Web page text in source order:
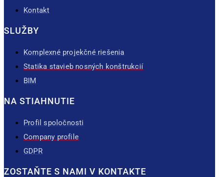
Kontakt
SLUŽBY
Komplexné projekčné riešenia
Statika stavieb nosných konštrukcií
BIM
NA STIAHNUTIE
Profil spoločnosti
Company profile
GDPR
ZOSTAŇTE S NAMI V KONTAKTE